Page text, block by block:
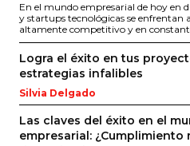
En el mundo empresarial de hoy en
y startups tecnológicas se enfrentan
altamente competitivo y en
Logra el éxito en tus
estrategias infalibles
Silvia Delgado
Las claves del éxito en el
empresarial: ¿Cumplimiento